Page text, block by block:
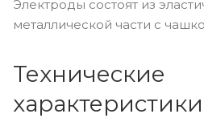
Электроды состоят из
металлической части с
Технические